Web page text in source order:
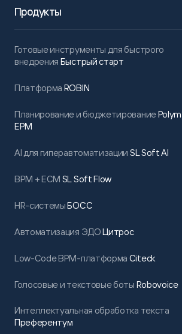
Продукты
Готовые инструменты для быстрого
внедрения Быстрый старт
Платформа ROBIN
Планирование и бюджетирование
EPM
AI для гиперавтоматизации SL Soft AI
BPM + ECM SL Soft Flow
HR-системыБОСС
Автоматизация ЭДОЦитрос
Low-Code BPM-платформа Citeck
Голосовые и текстовые боты Robovoice
Интеллектуальная обработка текста
Преферентум